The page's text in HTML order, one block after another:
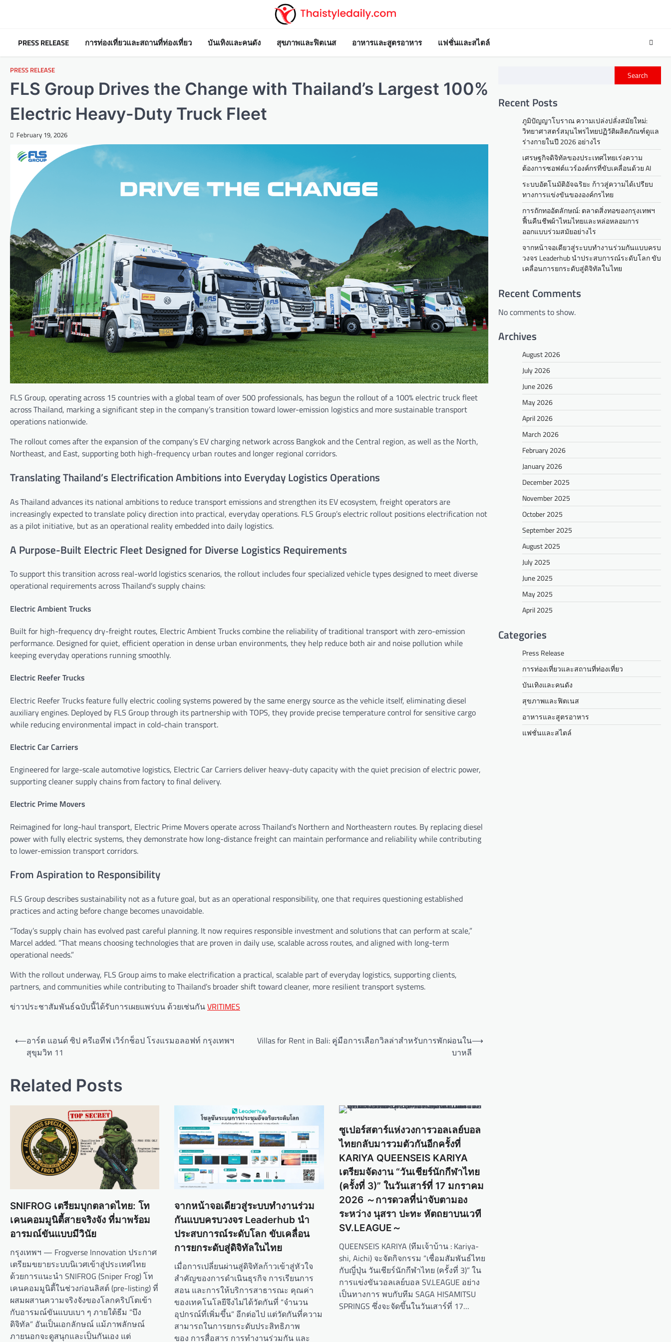
PRESS RELEASE การท่องเที่ยวและสถานที่ท่องเที่ยว บันเทิงและคนดัง สุขภาพและฟิตเนส อาหารและสูตรอาหาร แฟชั่นและสไตล์
PRESS RELEASE
FLS Group Drives the Change with Thailand’s Largest 100%
Electric Heavy-Duty Truck Fleet
February 19, 2026
FLS Group, operating across 15 countries with a global team of over 500 professionals, has begun the rollout of a 100% electric truck fleet
across Thailand, marking a significant step in the company’s transition toward lower-emission logistics and more sustainable transport
operations nationwide.
The rollout comes after the expansion of the company’s EV charging network across Bangkok and the Central region, as well as the North,
Northeast, and East, supporting both high-frequency urban routes and longer regional corridors.
Translating Thailand’s Electrification Ambitions into Everyday Logistics Operations
As Thailand advances its national ambitions to reduce transport emissions and strengthen its EV ecosystem, freight operators are
increasingly expected to translate policy direction into practical, everyday operations. FLS Group’s electric rollout positions electrification not
as a pilot initiative, but as an operational reality embedded into daily logistics.
A Purpose-Built Electric Fleet Designed for Diverse Logistics Requirements
To support this transition across real-world logistics scenarios, the rollout includes four specialized vehicle types designed to meet diverse
operational requirements across Thailand’s supply chains:
Electric Ambient Trucks
Built for high-frequency dry-freight routes, Electric Ambient Trucks combine the reliability of traditional transport with zero-emission
performance. Designed for quiet, efficient operation in dense urban environments, they help reduce both air and noise pollution while
keeping everyday operations running smoothly.
Electric Reefer Trucks
Electric Reefer Trucks feature fully electric cooling systems powered by the same energy source as the vehicle itself, eliminating diesel
auxiliary engines. Deployed by FLS Group through its partnership with TOPS, they provide precise temperature control for sensitive cargo
while reducing environmental impact in cold-chain transport.
Electric Car Carriers
Engineered for large-scale automotive logistics, Electric Car Carriers deliver heavy-duty capacity with the quiet precision of electric power,
supporting cleaner supply chains from factory to final delivery.
Electric Prime Movers
Reimagined for long-haul transport, Electric Prime Movers operate across Thailand’s Northern and Northeastern routes. By replacing diesel
power with fully electric systems, they demonstrate how long-distance freight can maintain performance and reliability while contributing
to lower-emission transport corridors.
From Aspiration to Responsibility
FLS Group describes sustainability not as a future goal, but as an operational responsibility, one that requires questioning established
practices and acting before change becomes unavoidable.
“Today’s supply chain has evolved past careful planning. It now requires responsible investment and solutions that can perform at scale,”
Marcel added. “That means choosing technologies that are proven in daily use, scalable across routes, and aligned with long-term
operational needs.”
With the rollout underway, FLS Group aims to make electrification a practical, scalable part of everyday logistics, supporting clients,
partners, and communities while contributing to Thailand’s broader shift toward cleaner, more resilient transport systems.
ข่าวประชาสัมพันธ์ฉบับนี้ได้รับการเผยแพร่บน ด้วยเช่นกันVRITIMES
t
t
i
o
n
⟵อาร์ต แอนด์ ซิป ครีเอทีฟ เวิร์กช็อป โรงแรมอลอฟท์ กรุงเทพฯ
สุขุมวิท 11
Villas for Rent in Bali: คู่มือการเลือกวิลล่าสำหรับการพักผ่อนใน
บาหลี
⟶
Related Posts
SNIFROG เตรียมบุกตลาดไทย: โท
เคนคอมมูนิตี้สายจริงจัง ที่มาพร้อม
อารมณ์ขันแบบมีวินัย
กรุงเทพฯ — Frogverse Innovation ประกาศ
เตรียมขยายระบบนิเวศเข้าสู่ประเทศไทย
ด้วยการแนะนำ SNIFROG (Sniper Frog) โท
เคนคอมมูนิตี้ในช่วงก่อนลิสต์ (pre-listing) ที่
ผสมผสานความจริงจังของโลกคริปโตเข้า
กับอารมณ์ขันแบบเบา ๆ ภายใต้ธีม “บึง
ดิจิทัล” อันเป็นเอกลักษณ์ แม้ภาพลักษณ์
ภายนอกจะดูสนุกและเป็นกันเอง แต่
จากหน้าจอเดียวสู่ระบบทำงานร่วม
กันแบบครบวงจร Leaderhub นำ
ประสบการณ์ระดับโลก ขับเคลื่อน
การยกระดับสู่ดิจิทัลในไทย
เมื่อการเปลี่ยนผ่านสู่ดิจิทัลก้าวเข้าสู่หัวใจ
สำคัญของการดำเนินธุรกิจ การเรียนการ
สอน และการให้บริการสาธารณะ คุณค่า
ของเทคโนโลยีจึงไม่ได้วัดกันที่ “จำนวน
อุปกรณ์ที่เพิ่มขึ้น” อีกต่อไป แต่วัดกันที่ความ
สามารถในการยกระดับประสิทธิภาพ
ของ การสื่อสาร การทำงานร่วมกัน และ
ซูเปอร์สตาร์แห่งวงการวอลเลย์บอล
ไทยกลับมารวมตัวกันอีกครั้งที่
KARIYA QUEENSEIS KARIYA
เตรียมจัดงาน “วันเชียร์นักกีฬาไทย
(ครั้งที่ 3)” ในวันเสาร์ที่ 17 มกราคม
2026 ～การดวลที่น่าจับตามอง
ระหว่าง นุสรา ปะทะ หัตถยาบนเวที
SV.LEAGUE～
QUEENSEIS KARIYA (ทีมเจ้าบ้าน : Kariya-
shi, Aichi) จะจัดกิจกรรม “เชื่อมสัมพันธ์ไทย
กับญี่ปุ่น วันเชียร์นักกีฬาไทย (ครั้งที่ 3)” ใน
การแข่งขันวอลเลย์บอล SV.LEAGUE อย่าง
เป็นทางการ พบกับทีม SAGA HISAMITSU
SPRINGS ซึ่งจะจัดขึ้นในวันเสาร์ที่ 17…
Search
Recent Posts
ภูมิปัญญาโบราณ ความเปล่งปลั่งสมัยใหม่:
วิทยาศาสตร์สมุนไพรไทยปฏิวัติผลิตภัณฑ์ดูแล
ร่างกายในปี 2026 อย่างไร
เศรษฐกิจดิจิทัลของประเทศไทยเร่งความ
ต้องการซอฟต์แวร์องค์กรที่ขับเคลื่อนด้วย AI
ระบบอัตโนมัติอัจฉริยะ ก้าวสู่ความได้เปรียบ
ทางการแข่งขันขององค์กรไทย
การถักทออัตลักษณ์: ตลาดสิ่งทอของกรุงเทพฯ
ฟื้นคืนชีพผ้าไหมไทยและหล่อหลอมการ
ออกแบบร่วมสมัยอย่างไร
จากหน้าจอเดียวสู่ระบบทำงานร่วมกันแบบครบ
วงจร Leaderhub นำประสบการณ์ระดับโลก ขับ
เคลื่อนการยกระดับสู่ดิจิทัลในไทย
Recent Comments
No comments to show.
Archives
August 2026
July 2026
June 2026
May 2026
April 2026
March 2026
February 2026
January 2026
December 2025
November 2025
October 2025
September 2025
August 2025
July 2025
June 2025
May 2025
April 2025
Categories
Press Release
การท่องเที่ยวและสถานที่ท่องเที่ยว
บันเทิงและคนดัง
สุขภาพและฟิตเนส
อาหารและสูตรอาหาร
แฟชั่นและสไตล์